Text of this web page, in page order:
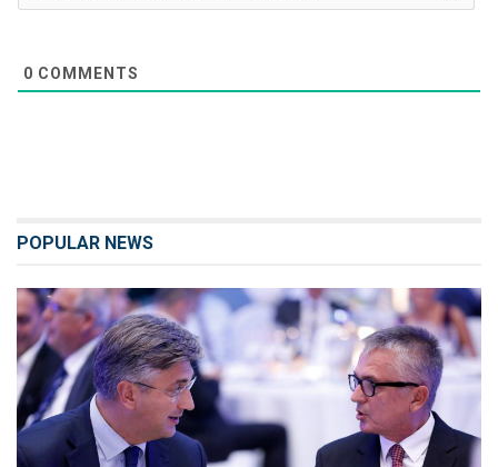
0 COMMENTS
POPULAR NEWS